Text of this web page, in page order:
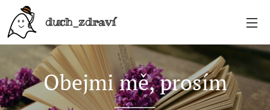
duch_zdraví
Obejmi mě, prosím